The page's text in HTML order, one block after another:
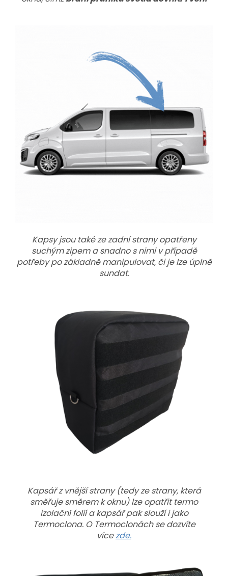
Kapsy jsou také ze zadní strany opatřeny
suchým zipem a snadno s nimi v případě
potřeby po základně manipulovat, či je lze úplně
sundat.
Kapsář z vnější strany (tedy ze strany, která
směřuje směrem k oknu) lze opatřit termo
izolační folií a kapsář pak slouží i jako
Termoclona. O Termoclonách se dozvíte
vícezde.